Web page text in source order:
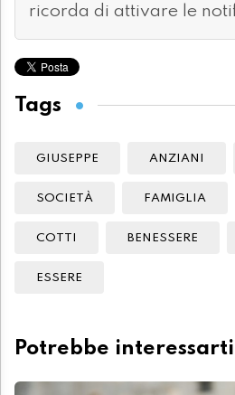
ricorda di attivare le
Tags
GIUSEPPE ANZIANI
SOCIETÀ FAMIGLIA
COTTI BENESSERE
ESSERE
Potrebbe